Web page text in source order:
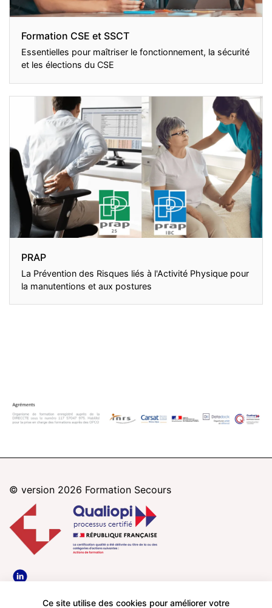
Formation CSE et SSCT
Essentielles pour maîtriser le fonctionnement, la sécurité
et les élections du CSE
PRAP
La Prévention des Risques liés à l'Activité Physique pour
la manutentions et aux postures
© version 2026 Formation Secours
Nice Bordeaux Mentions légales
Ce site utilise des cookies pour améliorer votre